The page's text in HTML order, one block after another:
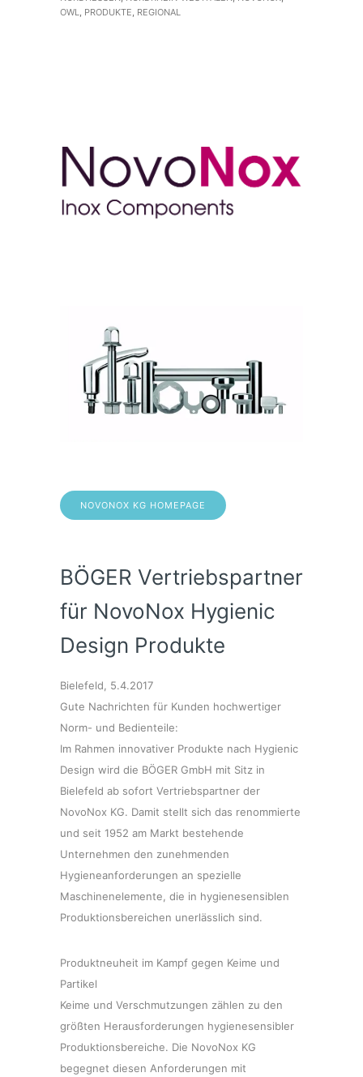
OWL, PRODUKTE, REGIONAL
NOVONOX KG HOMEPAGE
BÖGER Vertriebspartner
für NovoNox Hygienic
Design Produkte
Bielefeld, 5.4.2017
Gute Nachrichten für Kunden hochwertiger
Norm- und Bedienteile:
Im Rahmen innovativer Produkte nach Hygienic
Design wird die BÖGER GmbH mit Sitz in
Bielefeld ab sofort Vertriebspartner der
NovoNox KG. Damit stellt sich das renommierte
und seit 1952 am Markt bestehende
Unternehmen den zunehmenden
Hygieneanforderungen an spezielle
Maschinenelemente, die in hygienesensiblen
Produktionsbereichen unerlässlich sind.
Produktneuheit im Kampf gegen Keime und
Partikel
Keime und Verschmutzungen zählen zu den
größten Herausforderungen hygienesensibler
Produktionsbereiche. Die NovoNox KG
begegnet diesen Anforderungen mit